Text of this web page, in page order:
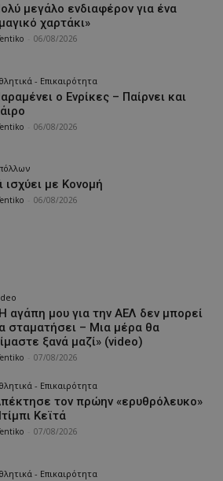
μεγάλο ενδιαφέρον για ένα
χαρτάκι»
06/08/2026
- Επικαιρότητα
ο Ενρίκες – Παίρνει και
06/08/2026
ισχύει με Κονομή
06/08/2026
αγάπη μου για την ΑΕΛ δεν μπορεί
σταματήσει – Μια μέρα θα
ξανά μαζί» (video)
07/08/2026
- Επικαιρότητα
τον πρώην «ερυθρόλευκο»
Κεϊτά
07/08/2026
- Επικαιρότητα